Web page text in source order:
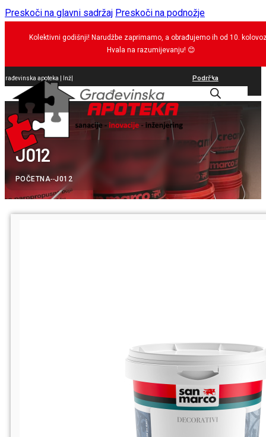
Preskoči na glavni sadržaj Preskoči na podnožje
Kolektivni godišnji! Narudžbe zaprimamo, a obrađujemo ih od 10.
Hvala na razumijevanju! 😊
Građevinska apoteka | Inženjering Podrška
J012
POČETNA--J012